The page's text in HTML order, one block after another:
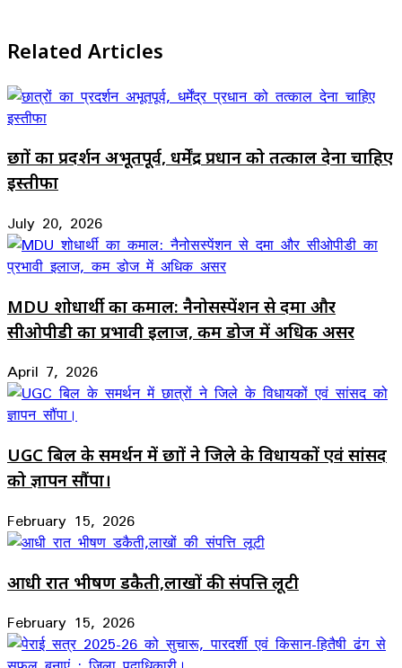
Related Articles
छात्रों का प्रदर्शन अभूतपूर्व, धर्मेंद्र प्रधान को तत्काल देना चाहिए
इस्तीफा
July 20, 2026
MDU शोधार्थी का कमाल: नैनोसस्पेंशन से दमा और
सीओपीडी का प्रभावी इलाज, कम डोज में अधिक असर
April 7, 2026
UGC बिल के समर्थन में छात्रों ने जिले के विधायकों एवं सांसद
को ज्ञापन सौंपा।
February 15, 2026
आधी रात भीषण डकैती,लाखों की संपत्ति लूटी
February 15, 2026